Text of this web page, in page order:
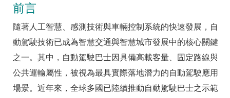
前言
隨著人工智慧、感測技術與車輛控制系統的快速發展，自
動駕駛技術已成為智慧交通與智慧城市發展中的核心關鍵
之一。其中，自動駕駛巴士因具備高載客量、固定路線與
公共運輸屬性，被視為最具實際落地潛力的自動駕駛應用
場景。近年來，全球多國已陸續推動自動駕駛巴士之示範